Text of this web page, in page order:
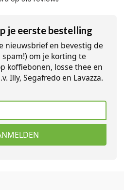
je eerste bestelling
nieuwsbrief en bevestig de
spam!) om je korting te
koffiebonen, losse thee en
Illy, Segafredo en Lavazza.